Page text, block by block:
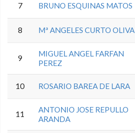
7 BRUNO ESQUINAS MATOS
8 Mª ANGELES CURTO OLIVA
9
MIGUEL ANGEL FARFAN
PEREZ
10 ROSARIO BAREA DE LARA
11
ANTONIO JOSE REPULLO
ARANDA